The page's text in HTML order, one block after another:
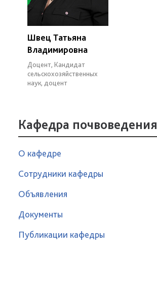
Швец Татьяна
Владимировна
Доцент, Кандидат
сельскохозяйственных
наук, доцент
Кафедра почвоведения
О кафедре
Сотрудники кафедры
Объявления
Документы
Публикации кафедры